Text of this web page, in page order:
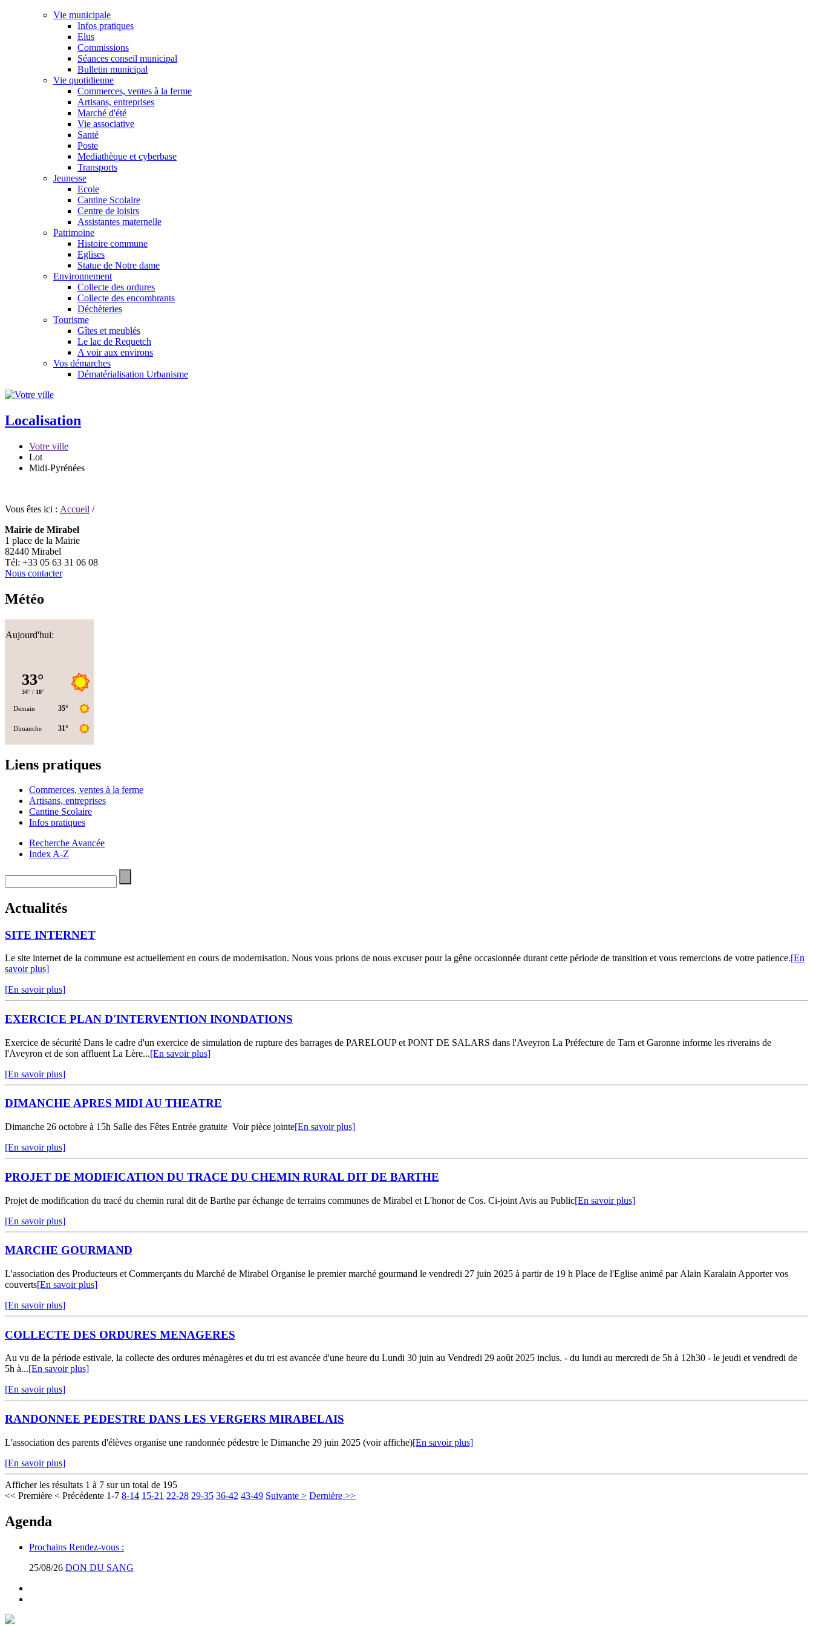
Vie municipale
Infos pratiques
Elus
Commissions
Séances conseil municipal
Bulletin municipal
Vie quotidienne
Commerces, ventes à la ferme
Artisans, entreprises
Marché d'été
Vie associative
Santé
Poste
Mediathèque et cyberbase
Transports
Jeunesse
Ecole
Cantine Scolaire
Centre de loisirs
Assistantes maternelle
Patrimoine
Histoire commune
Eglises
Statue de Notre dame
Environnement
Collecte des ordures
Collecte des encombrants
Déchèteries
Tourisme
Gîtes et meublés
Le lac de Requetch
A voir aux environs
Vos démarches
Dématérialisation Urbanisme
Localisation
Votre ville
Lot
Midi-Pyrénées
Vous êtes ici : Accueil /
Mairie de Mirabel
1 place de la Mairie
82440 Mirabel
Tél: +33 05 63 31 06 08
Nous contacter
Météo
Aujourd'hui:
Liens pratiques
Commerces, ventes à la ferme
Artisans, entreprises
Cantine Scolaire
Infos pratiques
Recherche Avancée
Index A-Z
Actualités
SITE INTERNET
Le site internet de la commune est actuellement en cours de modernisation. Nous vous prions de nous excuser pour la gêne occasionnée durant cette période de transition et vous remercions de votre patience.[En
savoir plus]
[En savoir plus]
EXERCICE PLAN D'INTERVENTION INONDATIONS
Exercice de sécurité Dans le cadre d'un exercice de simulation de rupture des barrages de PARELOUP et PONT DE SALARS dans l'Aveyron La Préfecture de Tarn et Garonne informe les riverains de
l'Aveyron et de son affluent La Lère...[En savoir plus]
[En savoir plus]
DIMANCHE APRES MIDI AU THEATRE
Dimanche 26 octobre à 15h Salle des Fêtes Entrée gratuite Voir pièce jointe[En savoir plus]
[En savoir plus]
PROJET DE MODIFICATION DU TRACE DU CHEMIN RURAL DIT DE BARTHE
Projet de modification du tracé du chemin rural dit de Barthe par échange de terrains communes de Mirabel et L'honor de Cos. Ci-joint Avis au Public[En savoir plus]
[En savoir plus]
MARCHE GOURMAND
L'association des Producteurs et Commerçants du Marché de Mirabel Organise le premier marché gourmand le vendredi 27 juin 2025 à partir de 19 h Place de l'Eglise animé par Alain Karalain Apporter vos
couverts[En savoir plus]
[En savoir plus]
COLLECTE DES ORDURES MENAGERES
Au vu de la période estivale, la collecte des ordures ménagères et du tri est avancée d'une heure du Lundi 30 juin au Vendredi 29 août 2025 inclus. - du lundi au mercredi de 5h à 12h30 - le jeudi et vendredi de
5h à...[En savoir plus]
[En savoir plus]
RANDONNEE PEDESTRE DANS LES VERGERS MIRABELAIS
L'association des parents d'élèves organise une randonnée pédestre le Dimanche 29 juin 2025 (voir affiche)[En savoir plus]
[En savoir plus]
Afficher les résultats 1 à 7 sur un total de 195
<< Première < Précédente 1-7 8-14 15-21 22-28 29-35 36-42 43-49 Suivante > Dernière >>
Agenda
Prochains Rendez-vous :
25/08/26 DON DU SANG